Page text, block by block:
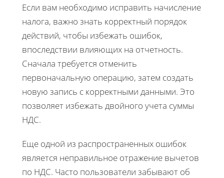
Если вам необходимо исправить начисление
налога, важно знать корректный порядок
действий, чтобы избежать ошибок,
впоследствии влияющих на отчетность.
Сначала требуется отменить
первоначальную операцию, затем создать
новую запись с корректными данными. Это
позволяет избежать двойного учета суммы
НДС.
Еще одной из распространенных ошибок
является неправильное отражение вычетов
по НДС. Часто пользователи забывают об